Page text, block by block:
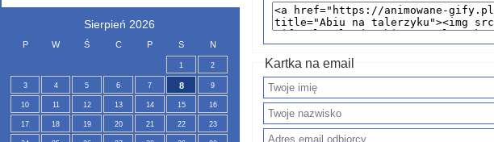
Sierpień 2026
P W Ś C P S N
1 2
3 4 5 6 7 8 9
10 11 12 13 14 15 16
17 18 19 20 21 22 23
Kartka na email